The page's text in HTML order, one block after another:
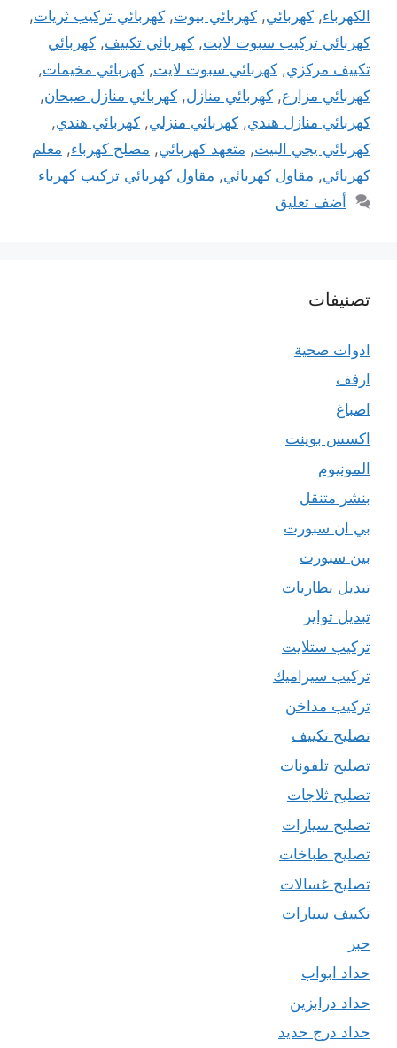
الكهرباء, كهربائي, كهربائي بيوت, كهربائي تركيب ثريات,
كهربائي تركيب سبوت لايت, كهربائي تكييف, كهربائي
تكييف مركزي, كهربائي سبوت لايت, كهربائي مخيمات,
كهربائي مزارع, كهربائي منازل, كهربائي منازل صبحان,
كهربائي منازل هندي, كهربائي منزلي, كهربائي هندي,
كهربائي يجي البيت, متعهد كهربائي, مصلح كهرباء, معلم
كهربائي, مقاول كهربائي, مقاول كهربائي تركيب كهرباء
أضف تعليق
تصنيفات
ادوات صحية
ارفف
اصباغ
اكسس بوينت
المونيوم
بنشر متنقل
بي ان سبورت
بين سبورت
تبديل بطاريات
تبديل تواير
تركيب ستلايت
تركيب سيراميك
تركيب مداخن
تصليح تكييف
تصليح تلفونات
تصليح ثلاجات
تصليح سيارات
تصليح طباخات
تصليح غسالات
تكييف سيارات
حبر
حداد ابواب
حداد درابزين
حداد درج حديد